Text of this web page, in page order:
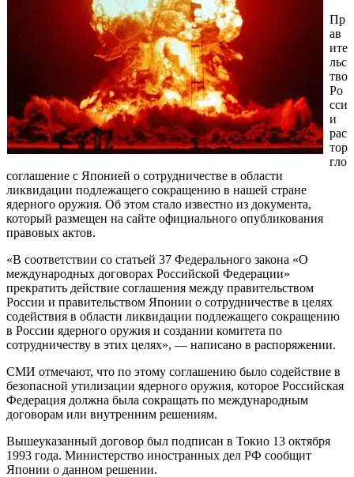
Пр
ав
ите
льс
тво
Ро
сси
и
рас
тор
гло
соглашение с Японией о сотрудничестве в области
ликвидации подлежащего сокращению в нашей стране
ядерного оружия. Об этом стало известно из документа,
который размещен на сайте официального опубликования
правовых актов.
«В соответствии со статьей 37 Федерального закона «О
международных договорах Российской Федерации»
прекратить действие соглашения между правительством
России и правительством Японии о сотрудничестве в целях
содействия в области ликвидации подлежащего сокращению
в России ядерного оружия и создании комитета по
сотрудничеству в этих целях», — написано в распоряжении.
СМИ отмечают, что по этому соглашению было содействие в
безопасной утилизации ядерного оружия, которое Российская
Федерация должна была сокращать по международным
договорам или внутренним решениям.
Вышеуказанный договор был подписан в Токио 13 октября
1993 года. Министерство иностранных дел РФ сообщит
Японии о данном решении.